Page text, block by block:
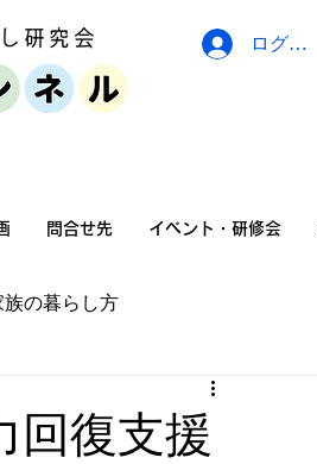
ログイン
問合せ先 イベント・研修会
の暮らし方
齢者とその家族の暮らし方
回復支援